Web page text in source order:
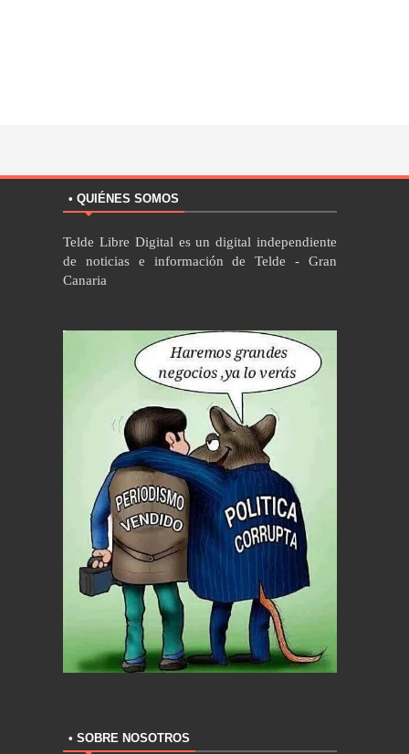
• QUIÉNES SOMOS
Telde Libre Digital es un digital independiente
de noticias e información de Telde - Gran
Canaria
• SOBRE NOSOTROS